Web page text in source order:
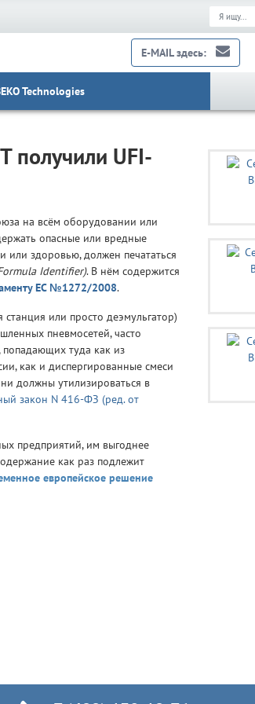
E-MAIL здесь:
Technologies
получили UFI-
на всём оборудовании или
опасные или вредные
или здоровью, должен печататься
Identifier). В нём содержится
ЕС №1272/2008.
или просто деэмульгатор)
пневмосетей, часто
попадающих туда как из
как и диспергированные смеси
должны утилизироваться в
закон N 416-ФЗ (ред. от
предприятий, им выгоднее
как раз подлежит
европейское решение